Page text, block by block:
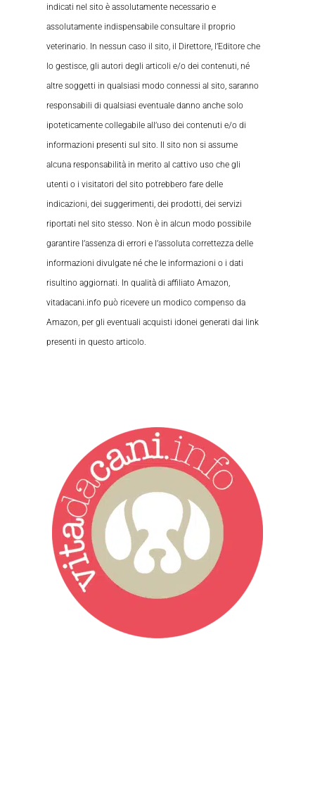
indicati nel sito è assolutamente necessario e
assolutamente indispensabile consultare il proprio
veterinario. In nessun caso il sito, il Direttore, l’Editore che
lo gestisce, gli autori degli articoli e/o dei contenuti, né
altre soggetti in qualsiasi modo connessi al sito, saranno
responsabili di qualsiasi eventuale danno anche solo
ipoteticamente collegabile all’uso dei contenuti e/o di
informazioni presenti sul sito. Il sito non si assume
alcuna responsabilità in merito al cattivo uso che gli
utenti o i visitatori del sito potrebbero fare delle
indicazioni, dei suggerimenti, dei prodotti, dei servizi
riportati nel sito stesso. Non è in alcun modo possibile
garantire l’assenza di errori e l’assoluta correttezza delle
informazioni divulgate né che le informazioni o i dati
risultino aggiornati. In qualità di affiliato Amazon,
vitadacani.info può ricevere un modico compenso da
Amazon, per gli eventuali acquisti idonei generati dai link
presenti in questo articolo.